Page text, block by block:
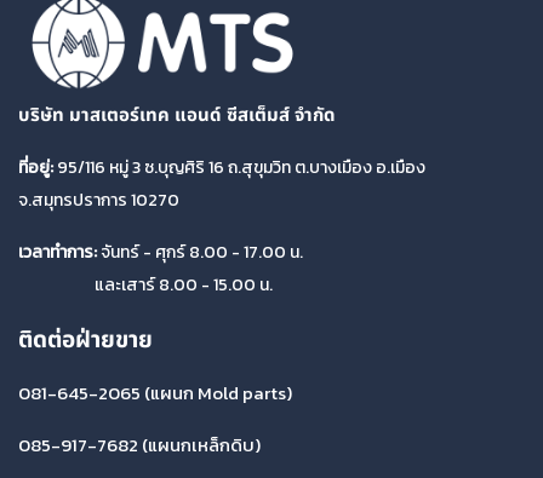
บริษัท มาสเตอร์เทค แอนด์ ซีสเต็มส์ จำกัด
ที่อยู่:95/116 หมู่ 3 ซ.บุญศิริ 16 ถ.สุขุมวิท ต.บางเมือง อ.เมือง
จ.สมุทรปราการ 10270
เวลาทำการ:จันทร์ - ศุกร์ 8.00 - 17.00 น.
และเสาร์ 8.00 - 15.00 น.
ติดต่อฝ่ายขาย
081-645-2065 (แผนก Mold parts)
085-917-7682 (แผนกเหล็กดิบ)